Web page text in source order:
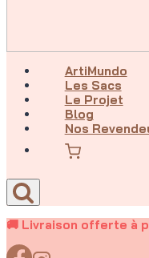
ArtiMundo
Les Sacs
Le Projet
Blog
Nos
🚚 Livraison offerte à